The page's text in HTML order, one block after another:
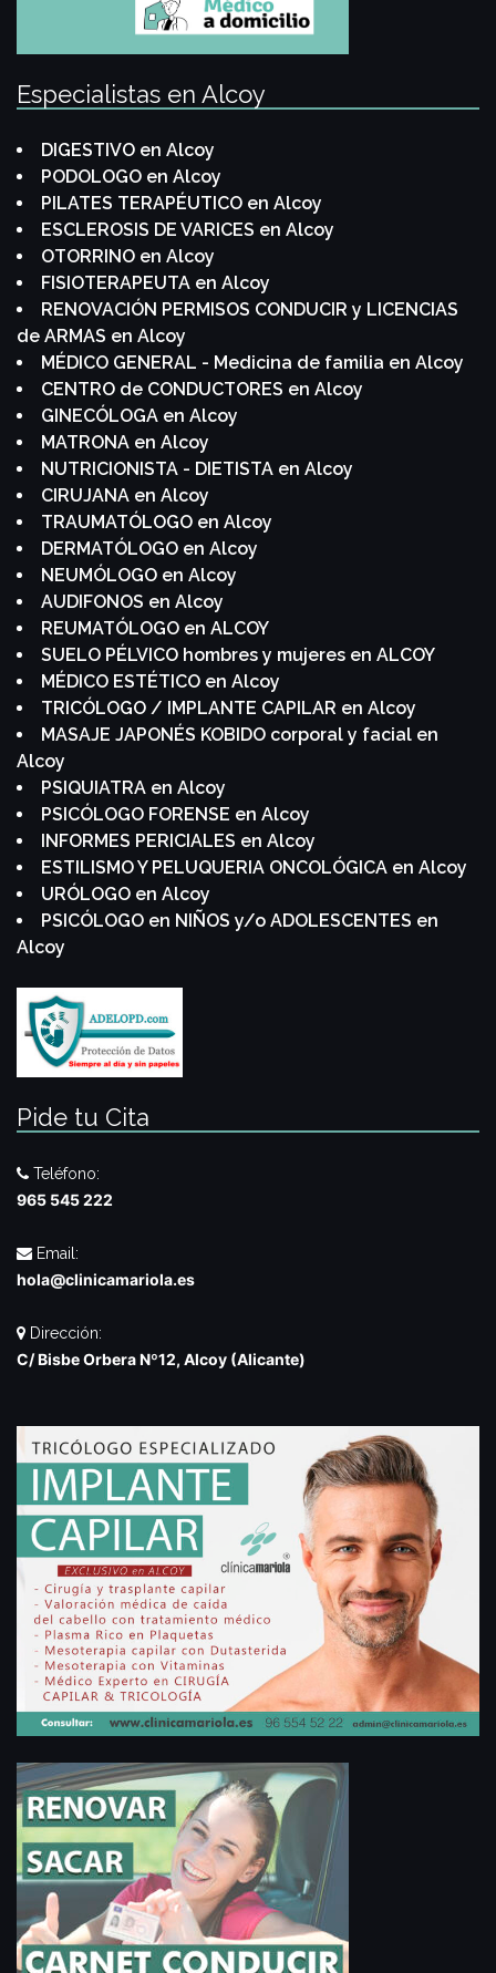
Especialistas en Alcoy
DIGESTIVO en Alcoy
PODOLOGO en Alcoy
PILATES TERAPÉUTICO en Alcoy
ESCLEROSIS DE VARICES en Alcoy
OTORRINO en Alcoy
FISIOTERAPEUTA en Alcoy
RENOVACIÓN PERMISOS CONDUCIR y LICENCIAS
de ARMAS en Alcoy
MÉDICO GENERAL - Medicina de familia en Alcoy
CENTRO de CONDUCTORES en Alcoy
GINECÓLOGA en Alcoy
MATRONA en Alcoy
NUTRICIONISTA - DIETISTA en Alcoy
CIRUJANA en Alcoy
TRAUMATÓLOGO en Alcoy
DERMATÓLOGO en Alcoy
NEUMÓLOGO en Alcoy
AUDIFONOS en Alcoy
REUMATÓLOGO en ALCOY
SUELO PÉLVICO hombres y mujeres en ALCOY
MÉDICO ESTÉTICO en Alcoy
TRICÓLOGO / IMPLANTE CAPILAR en Alcoy
MASAJE JAPONÉS KOBIDO corporal y facial en
Alcoy
PSIQUIATRA en Alcoy
PSICÓLOGO FORENSE en Alcoy
INFORMES PERICIALES en Alcoy
ESTILISMO Y PELUQUERIA ONCOLÓGICA en Alcoy
URÓLOGO en Alcoy
PSICÓLOGO en NIÑOS y/o ADOLESCENTES en
Alcoy
Pide tu Cita
Teléfono:
965 545 222
Email:
hola@clinicamariola.es
Dirección:
C/ Bisbe Orbera Nº12, Alcoy (Alicante)